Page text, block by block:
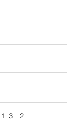
１３−２